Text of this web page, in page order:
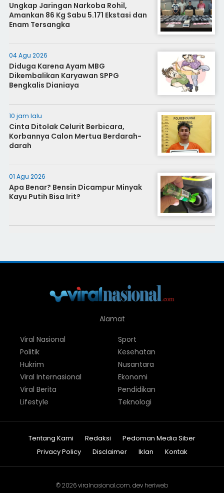
Ungkap Jaringan Narkoba Rohil,
Amankan 86 Kg Sabu 5.171 Ekstasi dan
Enam Tersangka
04 Agu 2026
Diduga Karena Ayam MBG
Dikembalikan Karyawan SPPG
Bengkalis Dianiaya
10 jam lalu
Cinta Ditolak Celurit Berbicara,
Korbannya Calon Mertua Berdarah-
darah
01 Agu 2026
Apa Benar? Bensin Dicampur Minyak
Kayu Putih Bisa Irit?
Alamat
Viral Nasional
Politik
Hukrim
Viral Internasional
Viral Berita
Lifestyle
Sport
Kesehatan
Nusantara
Ekonomi
Pendidikan
Teknologi
Tentang Kami Redaksi
Pedoman Media Siber
Privacy Policy
Disclaimer Iklan Kontak
© 2026viralnasional.com. dev heriweb